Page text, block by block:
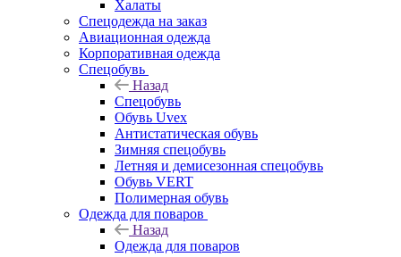
Халаты
Спецодежда на заказ
Авиационная одежда
Корпоративная одежда
Спецобувь
Назад
Спецобувь
Обувь Uvex
Антистатическая обувь
Зимняя спецобувь
Летняя и демисезонная спецобувь
Обувь VERT
Полимерная обувь
Одежда для поваров
Назад
Одежда для поваров